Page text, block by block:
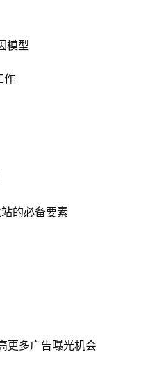
模型
作
的必备要素
更多广告曝光机会